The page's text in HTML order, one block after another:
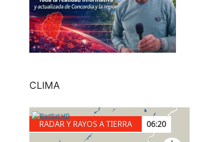
CLIMA
RADAR Y RAYOS A TIERRA 06:30